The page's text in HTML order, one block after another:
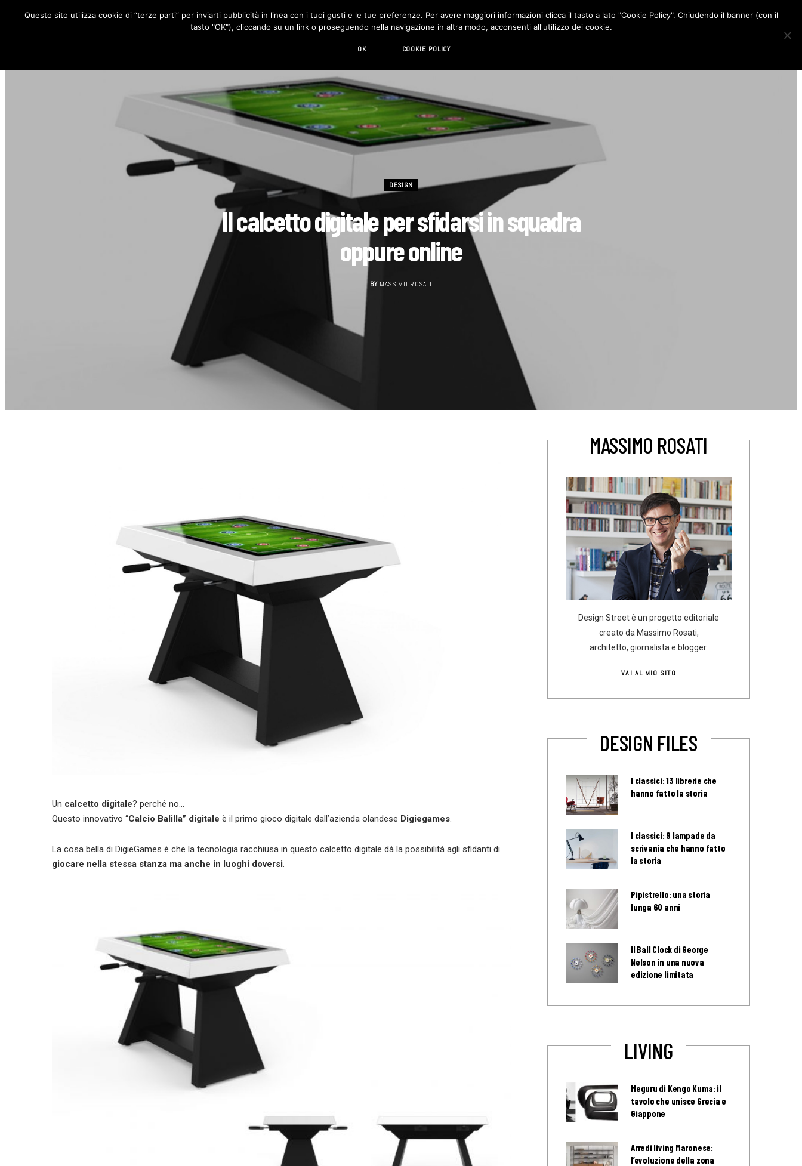
RUBRICHE DESIGN LIVING HI-TECH CHI SIAMO CONTATTI
o
g
r
d
DESIGN
Il calcetto digitale per sfidarsi in squadra
oppure online
BY MASSIMO ROSATI
Un calcetto digitale? perché no…
Questo innovativo “Calcio Balilla” digitale è il primo gioco digitale dall’azienda olandese Digiegames.
La cosa bella di DigieGames è che la tecnologia racchiusa in questo calcetto digitale dà la possibilità agli sfidanti di
giocare nella stessa stanza ma anche in luoghi doversi.
MASSIMO ROSATI
Design Street è un progetto editoriale
creato da Massimo Rosati,
architetto, giornalista e blogger.
VAI AL MIO SITO
DESIGN FILES
I classici: 13 librerie che
hanno fatto la storia
I classici: 9 lampade da
scrivania che hanno fatto
la storia
Pipistrello: una storia
lunga 60 anni
Il Ball Clock di George
Nelson in una nuova
edizione limitata
LIVING
Meguru di Kengo Kuma: il
tavolo che unisce Grecia e
Giappone
Arredi living Maronese:
l’evoluzione della zona
Questo sito utilizza cookie di “terze parti” per inviarti pubblicità in linea con i tuoi gusti e le tue preferenze. Per avere maggiori informazioni clicca il tasto a lato "Cookie Policy". Chiudendo il banner (con il
tasto "OK"), cliccando su un link o proseguendo nella navigazione in altra modo, acconsenti all'utilizzo dei cookie.
OK COOKIE POLICY